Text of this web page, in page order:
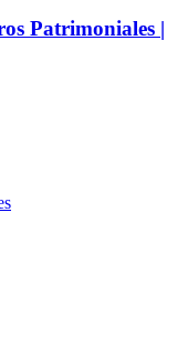
Patrimoniales |